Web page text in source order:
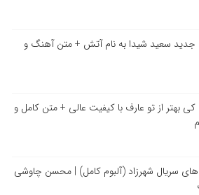
جدید سعید شیدا به نام آتش + متن آهنگ و
کی بهتر از تو عارف با کیفیت عالی + متن کامل و
سریال شهرزاد (آلبوم کامل) | محسن چاوشی